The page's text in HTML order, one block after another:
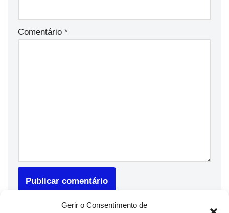
Gerir o Consentimento de
Comentário *